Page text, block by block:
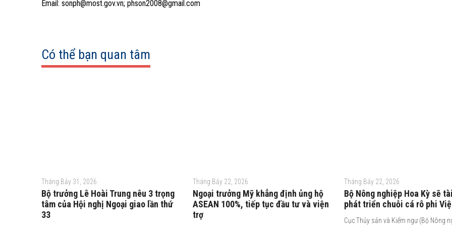
Email: sonph@most.gov.vn; phson2008@gmail.com
Có thể bạn quan tâm
Tháng Bảy 31, 2026
Bộ trưởng Lê Hoài Trung nêu 3 trọng
tâm của Hội nghị Ngoại giao lần thứ
33
Tháng Bảy 22, 2026
Ngoại trưởng Mỹ khẳng định ủng hộ
ASEAN 100%, tiếp tục đầu tư và viện
trợ
Tháng Bảy 22, 2026
Bộ Nông nghiệp Hoa Kỳ sẽ
phát triển chuỗi cá rô phi
Cục Thủy sản và Kiểm ngư (Bộ Nông